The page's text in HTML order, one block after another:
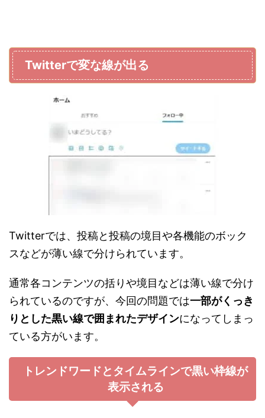
Twitterで変な線が出る
Twitterでは、投稿と投稿の境目や各機能のボック
スなどが薄い線で分けられています。
通常各コンテンツの括りや境目などは薄い線で分け
られているのですが、今回の問題では一部がくっき
りとした黒い線で囲まれたデザインになってしまっ
ている方がいます。
トレンドワードとタイムラインで黒い枠線が
表示される